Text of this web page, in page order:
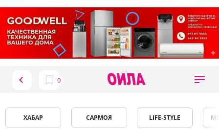
ХАБАР САРМОЯ LIFE-STYLE